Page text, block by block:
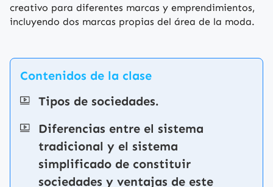
creativo para diferentes marcas y emprendimientos,
incluyendo dos marcas propias del área de la moda.
Contenidos de la clase
Tipos de sociedades.
Diferencias entre el sistema
tradicional y el sistema
simplificado de constituir
sociedades y ventajas de este